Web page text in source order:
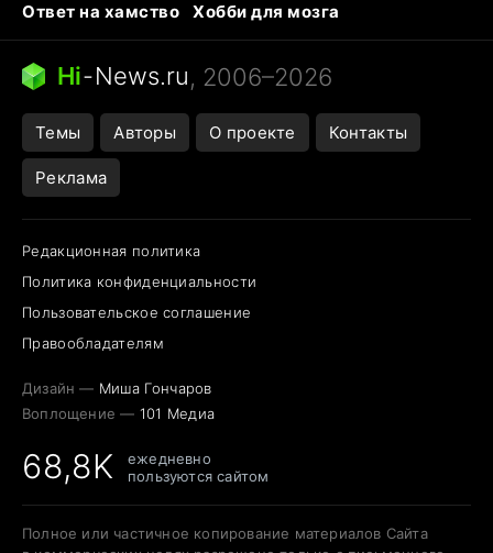
Ответ на хамство
Хобби для мозга
Бензин 100 и 95
Тунцы в океанариуме
Следующая пандемия
Hi-News.ru, 2006–2026
Темы Авторы О проекте Контакты
Реклама
Редакционная политика
Политика конфиденциальности
Пользовательское соглашение
Правообладателям
Дизайн — Миша Гончаров
Воплощение — 101 Медиа
68,8K
ежедневно
пользуются сайтом
Полное или частичное копирование материалов Сайта